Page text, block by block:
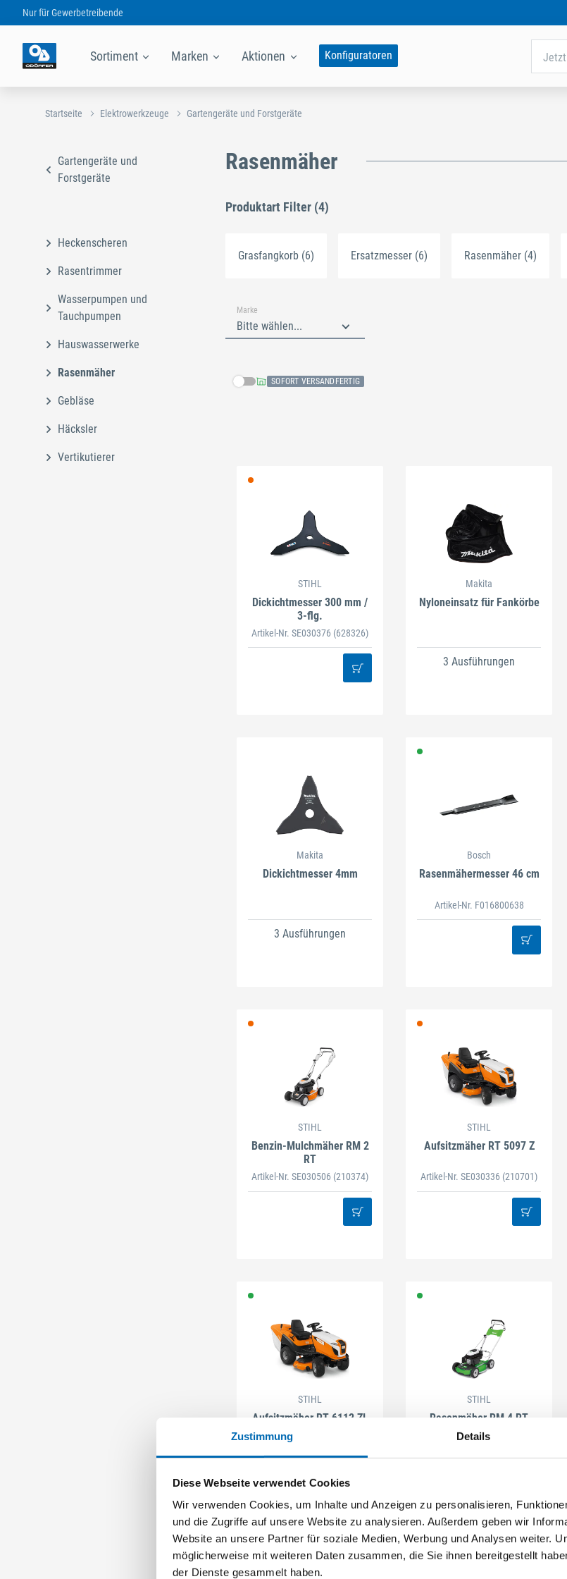
Zustimmung Details
Diese Webseite verwendet Cookies
Wir verwenden Cookies, um Inhalte und Anzeigen zu personalisieren,
und die Zugriffe auf unsere Website zu analysieren. Außerdem geben wir
Website an unsere Partner für soziale Medien, Werbung und Analysen weiter.
möglicherweise mit weiteren Daten zusammen, die Sie ihnen bereitgestellt
der Dienste gesammelt haben.
Nur fürGewerbetreibende
Sortiment Marken Aktionen Konfiguratoren
Startseite Elektrowerkzeuge Gartengeräte und Forstgeräte
Gartengeräte und
Forstgeräte
Heckenscheren
Rasentrimmer
Wasserpumpen und
Tauchpumpen
Hauswasserwerke
Rasenmäher
Gebläse
Häcksler
Vertikutierer
Rasenmäher
Produktart Filter (4)
Grasfangkorb (6) Ersatzmesser (6) Rasenmäher (4)
Marke
Bitte wählen...
SOFORT VERSANDFERTIG
STIHL
Dickichtmesser 300 mm /
3-flg.
Artikel-Nr. SE030376 (628326)
Makita
Nyloneinsatz für Fankörbe
3 Ausführungen
Makita
Dickichtmesser 4mm
3 Ausführungen
Bosch
Rasenmähermesser 46 cm
Artikel-Nr. F016800638
STIHL
Benzin-Mulchmäher RM 2
RT
Artikel-Nr. SE030506 (210374)
STIHL
Aufsitzmäher RT 5097 Z
Artikel-Nr. SE030336 (210701)
STIHL
Aufsitzmäher RT 6112 ZL
STIHL
Rasenmäher RM 4 RT